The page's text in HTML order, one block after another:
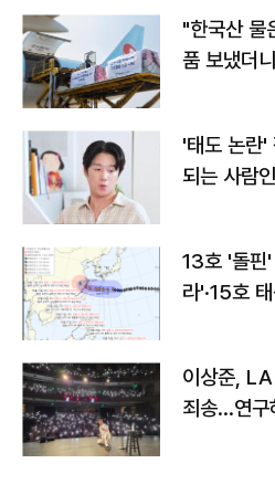
"한국산 물
품 보냈더
'태도 논란'
되는 사람
13호 '돌핀'
라'·15호
이상준,
죄송…연구